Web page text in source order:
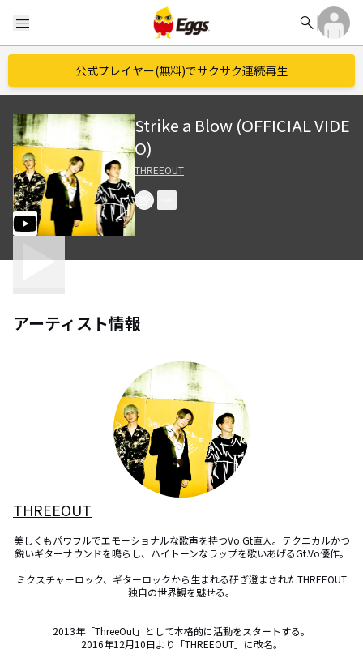
menu search
公式プレイヤー(無料)でサクサク連続再生
Strike a Blow (OFFICIAL VIDE
O)
THREEOUT
アーティスト情報
THREEOUT
美しくもパワフルでエモーショナルな歌声を持つVo.Gt直人。テクニカルかつ
鋭いギターサウンドを鳴らし、ハイトーンなラップを歌いあげるGt.Vo優作。
ミクスチャーロック、ギターロックから生まれる研ぎ澄まされたTHREEOUT
独自の世界観を魅せる。
2013年「ThreeOut」として本格的に活動をスタートする。
2016年12月10日より「THREEOUT」に改名。